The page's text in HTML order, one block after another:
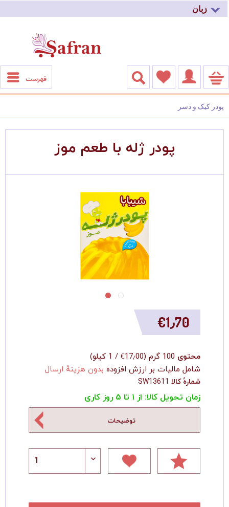
زبان
فهرست
پودر کیک و دسر
پودر ژله با طعم موز
‎€1٫70
محتوی 100 گرم (‎€17٫00 / 1 کیلو
)
شامل مالیات بر ارزش افزوده بدون هزینهٔ ارسال
شمارهٔ کالا SW13611
زمان تحویل کالا: از ۱ تا ۵ روز کاری
توضیحات